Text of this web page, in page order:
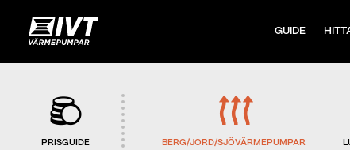
GUIDE
PRISGUIDE BERG/JORD/SJÖVÄRMEPUMPAR